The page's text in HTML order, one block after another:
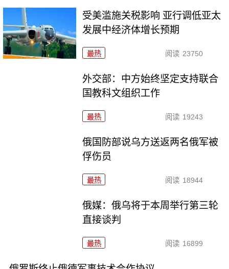
受美滥施关税影响 亚行调低亚太
发展中经济体增长预期
最热 阅读 23750
外交部：中方始终坚定支持联合
国教科文组织工作
最热 阅读 19243
俄国防部说乌方送返两名俄军被
俘伤员
最热 阅读 18944
俄媒：俄乌将于本周举行第三轮
直接谈判
最热 阅读 16899